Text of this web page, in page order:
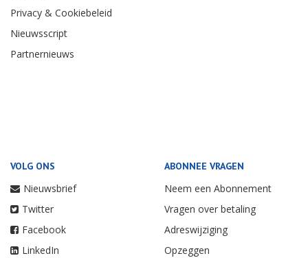
Privacy & Cookiebeleid
Nieuwsscript
Partnernieuws
VOLG ONS
Nieuwsbrief
Twitter
Facebook
LinkedIn
ABONNEE VRAGEN
Neem een Abonnement
Vragen over betaling
Adreswijziging
Opzeggen